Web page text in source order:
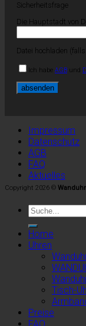
Sicherheitsfrage
Die Hauptstadt von
Datei hochladen (falls
Ich habe AGB und
Impressum
Datenschutz
AGB
FAQ
Aktuelles
Copyright 2026 ©
Home
Uhren
Tisch-
Preise